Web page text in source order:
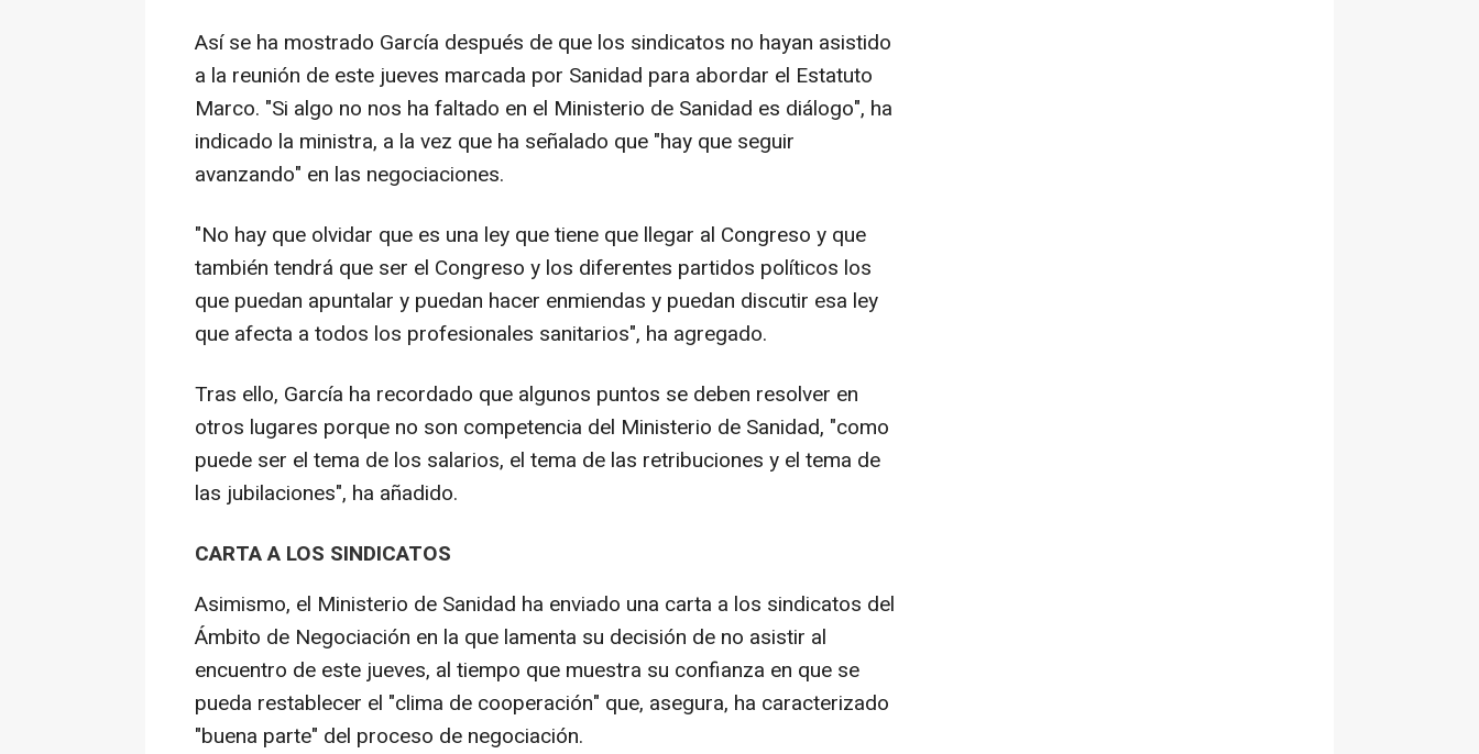
Así se ha mostrado García después de que los sindicatos no hayan asistido
a la reunión de este jueves marcada por Sanidad para abordar el Estatuto
Marco. "Si algo no nos ha faltado en el Ministerio de Sanidad es diálogo", ha
indicado la ministra, a la vez que ha señalado que "hay que seguir
avanzando" en las negociaciones.
"No hay que olvidar que es una ley que tiene que llegar al Congreso y que
también tendrá que ser el Congreso y los diferentes partidos políticos los
que puedan apuntalar y puedan hacer enmiendas y puedan discutir esa ley
que afecta a todos los profesionales sanitarios", ha agregado.
Tras ello, García ha recordado que algunos puntos se deben resolver en
otros lugares porque no son competencia del Ministerio de Sanidad, "como
puede ser el tema de los salarios, el tema de las retribuciones y el tema de
las jubilaciones", ha añadido.
CARTA A LOS SINDICATOS
Asimismo, el Ministerio de Sanidad ha enviado una carta a los sindicatos del
Ámbito de Negociación en la que lamenta su decisión de no asistir al
encuentro de este jueves, al tiempo que muestra su confianza en que se
pueda restablecer el "clima de cooperación" que, asegura, ha caracterizado
"buena parte" del proceso de negociación.